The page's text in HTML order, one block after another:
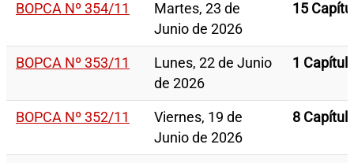
BOPCA Nº 354/11
Martes, 23 de
Junio de 2026
15
BOPCA Nº 353/11
Lunes, 22 de Junio
de 2026
1
BOPCA Nº 352/11
Viernes, 19 de
Junio de 2026
8